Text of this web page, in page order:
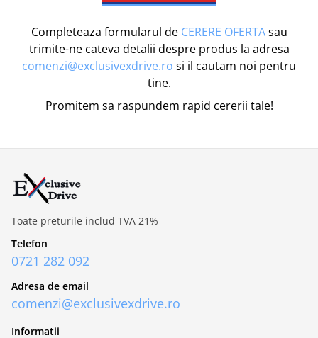
Completeaza formularul de CERERE OFERTAsau
trimite-ne cateva detalii despre produs la adresa
comenzi@exclusivexdrive.ro si il cautam noi pentru
tine.
Promitem sa raspundem rapid cererii tale!
Toate preturile includ TVA 21%
Telefon
0721 282 092
Adresa de email
comenzi@exclusivexdrive.ro
Informatii